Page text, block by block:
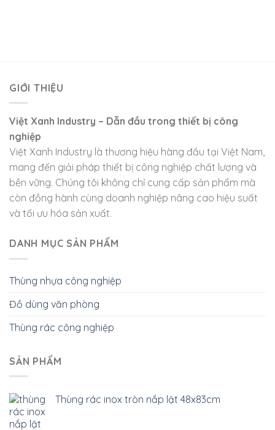
GIỚI THIỆU
Việt Xanh Industry – Dẫn đầu trong thiết bị công
nghiệp
Việt Xanh Industry là thương hiệu hàng đầu tại Việt Nam,
mang đến giải pháp thiết bị công nghiệp chất lượng và
bền vững. Chúng tôi không chỉ cung cấp sản phẩm mà
còn đồng hành cùng doanh nghiệp nâng cao hiệu suất
và tối ưu hóa sản xuất.
DANH MỤC SẢN PHẨM
Thùng nhựa công nghiệp
Đồ dùng văn phòng
Thùng rác công nghiệp
SẢN PHẨM
Thùng rác inox tròn nắp lật 48x83cm